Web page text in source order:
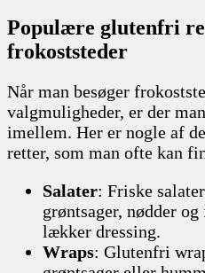
Populære glutenfri
frokoststeder
Når man besøger
valgmuligheder, er der
imellem. Her er nogle af
retter, som man ofte kan
Salater: Friske
grøntsager, nødder
lækker dressing.
Wraps: Glutenfri